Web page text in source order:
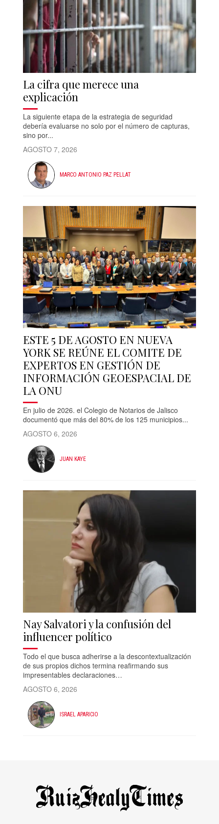
La cifra que merece una
explicación
La siguiente etapa de la estrategia de seguridad
debería evaluarse no solo por el número de capturas,
sino por...
AGOSTO 7, 2026
MARCO ANTONIO PAZ PELLAT
ESTE 5 DE AGOSTO EN NUEVA
YORK SE REÚNE EL COMITE DE
EXPERTOS EN GESTIÓN DE
INFORMACIÓN GEOESPACIAL DE
LA ONU
En julio de 2026. el Colegio de Notarios de Jalisco
documentó que más del 80% de los 125 municipios...
AGOSTO 6, 2026
JUAN KAYE
Nay Salvatori y la confusión del
influencer político
Todo el que busca adherirse a la descontextualización
de sus propios dichos termina reafirmando sus
impresentables declaraciones…
AGOSTO 6, 2026
ISRAEL APARICIO